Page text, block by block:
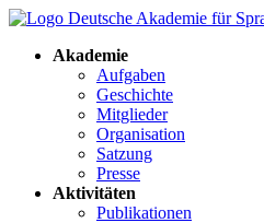
Akademie
Aufgaben
Geschichte
Mitglieder
Organisation
Satzung
Presse
Aktivitäten
Publikationen